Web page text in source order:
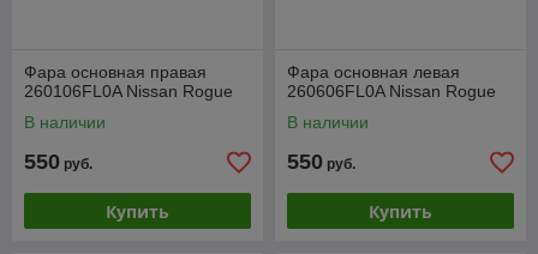
Фара основная правая
260106FL0A Nissan Rogue
В наличии
550 руб.
Купить
Фара основная левая
260606FL0A Nissan Rogue
В наличии
550 руб.
Купить